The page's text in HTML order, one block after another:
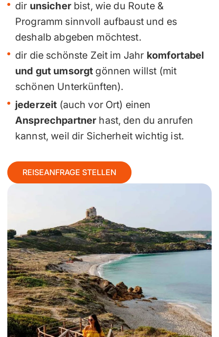
dir unsicherbist, wie du Route &
Programm sinnvoll aufbaust und es
deshalb abgeben möchtest.
dir die schönste Zeit im Jahr komfortabel
und gut umsorgt gönnen willst (mit
schönen Unterkünften).
jederzeit (auch vor Ort) einen
Ansprechpartner hast, den du anrufen
kannst, weil dir Sicherheit wichtig ist.
REISEANFRAGE STELLEN